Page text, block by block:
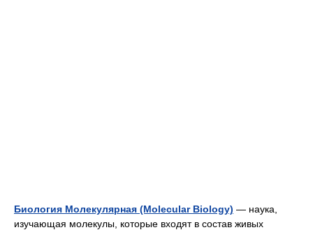
Биология Молекулярная (Molecular Biology) — наука,
изучающая молекулы, которые входят в состав живых